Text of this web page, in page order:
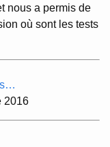
nous a permis de
où sont les tests
2016